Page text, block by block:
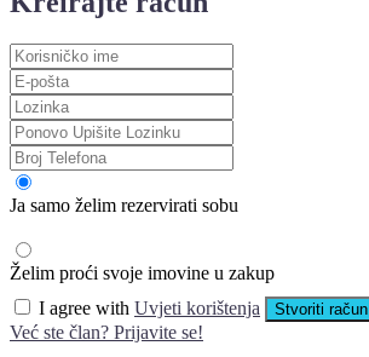
Ja samo želim rezervirati sobu
Želim proći svoje imovine u zakup
I agree with Uvjeti korištenja Stvoriti račun
Već ste član? Prijavite se!